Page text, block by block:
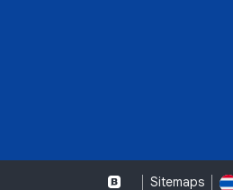
Sitemaps